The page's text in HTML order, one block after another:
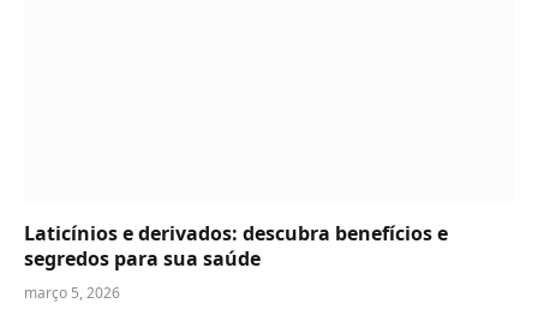
Laticínios e derivados: descubra benefícios e
segredos para sua saúde
março 5, 2026